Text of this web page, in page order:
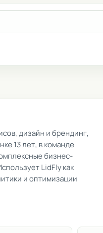
дизайн и брендинг,
13 лет, в команде
бизнес-
LidFly как
и оптимизации